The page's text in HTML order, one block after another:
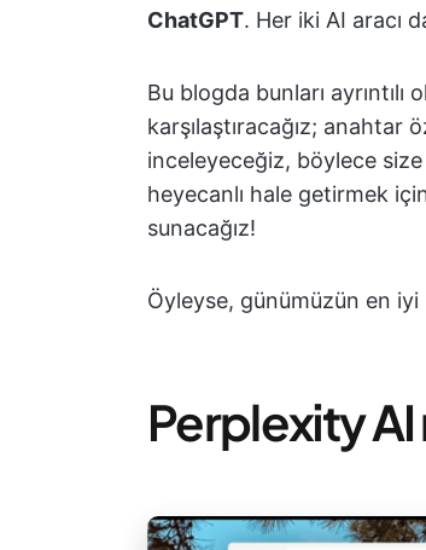
ChatGPT. Her iki AI aracı
Bu blogda bunları
karşılaştıracağız; anahtar
inceleyeceğiz, böylece
heyecanlı hale getirmek
sunacağız!
Öyleyse, günümüzün en
Perplexity